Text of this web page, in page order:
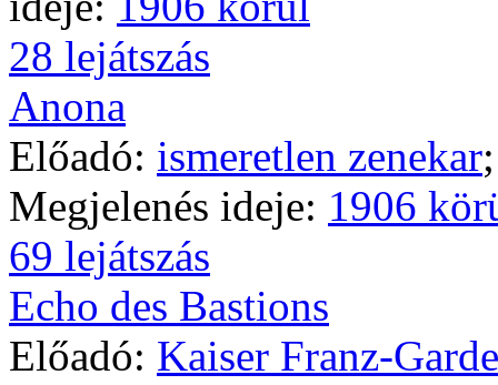
28 lejátszás
Anona
Előadó: ismeretlen zenekar
Megjelenés ideje: 1906
69 lejátszás
Echo des Bastions
Előadó: Kaiser Franz-